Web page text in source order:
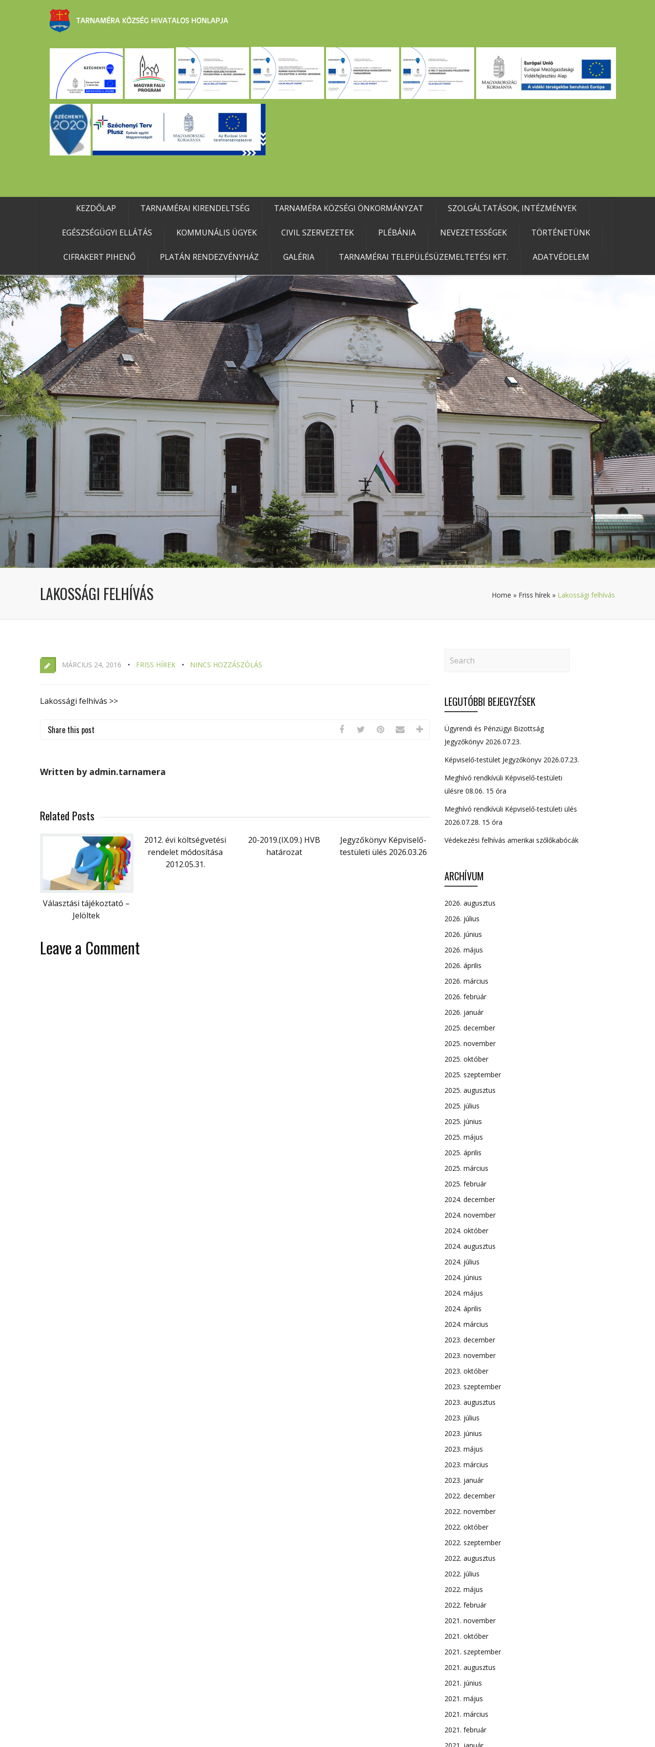
KEZDŐLAP TARNAMÉRAI KIRENDELTSÉG TARNAMÉRA KÖZSÉGI ÖNKORMÁNYZAT SZOLGÁLTATÁSOK, INTÉZMÉNYEK
EGÉSZSÉGÜGYI ELLÁTÁS KOMMUNÁLIS ÜGYEK CIVIL SZERVEZETEK PLÉBÁNIA NEVEZETESSÉGEK TÖRTÉNETÜNK
CIFRAKERT PIHENŐ PLATÁN RENDEZVÉNYHÁZ GALÉRIA TARNAMÉRAI TELEPÜLÉSÜZEMELTETÉSI KFT. ADATVÉDELEM
LAKOSSÁGI FELHÍVÁS Home » Friss hírek » Lakossági felhívás
MÁRCIUS 24, 2016 FRISS HÍREK NINCS HOZZÁSZÓLÁS
Lakossági felhívás >>
Share this post
Written by admin.tarnamera
Related Posts
Választási tájékoztató –
Jelöltek
2012. évi költségvetési
rendelet módosítása
2012.05.31.
20-2019.(IX.09.) HVB
határozat
Jegyzőkönyv Képviselő-
testületi ülés 2026.03.26
Leave a Comment
LEGUTÓBBI BEJEGYZÉSEK
Ügyrendi és Pénzügyi Bizottság
Jegyzőkönyv 2026.07.23.
Képviselő-testület Jegyzőkönyv 2026.07.23.
Meghívó rendkívüli Képviselő-testületi
ülésre 08.06. 15 óra
Meghívó rendkívüli Képviselő-testületi ülés
2026.07.28. 15 óra
Védekezési felhívás amerikai szőlőkabócák
ARCHÍVUM
2026. augusztus
2026. július
2026. június
2026. május
2026. április
2026. március
2026. február
2026. január
2025. december
2025. november
2025. október
2025. szeptember
2025. augusztus
2025. július
2025. június
2025. május
2025. április
2025. március
2025. február
2024. december
2024. november
2024. október
2024. augusztus
2024. július
2024. június
2024. május
2024. április
2024. március
2023. december
2023. november
2023. október
2023. szeptember
2023. augusztus
2023. július
2023. június
2023. május
2023. március
2023. január
2022. december
2022. november
2022. október
2022. szeptember
2022. augusztus
2022. július
2022. május
2022. február
2021. november
2021. október
2021. szeptember
2021. augusztus
2021. június
2021. május
2021. március
2021. február